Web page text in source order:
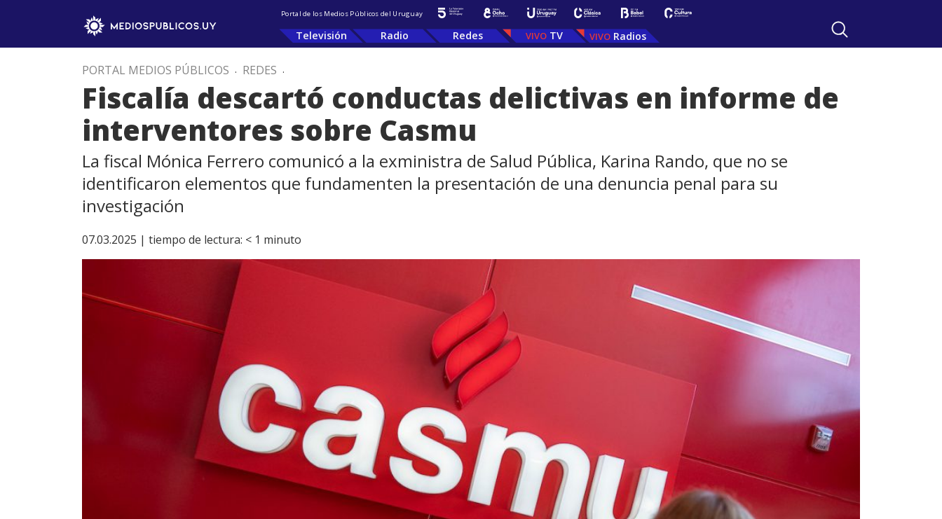
Portal de los Medios Públicos del Uruguay
Televisión Radio Redes TV Radios
PORTAL MEDIOS PÚBLICOS . REDES .
Fiscalía descartó conductas delictivas en informe de
interventores sobre Casmu
La fiscal Mónica Ferrero comunicó a la exministra de Salud Pública, Karina Rando, que no se
identificaron elementos que fundamenten la presentación de una denuncia penal para su
investigación
07.03.2025 | tiempo de lectura: < 1 minuto